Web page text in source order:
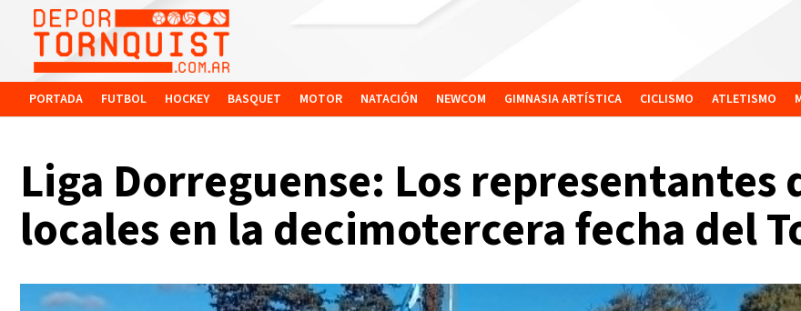
PORTADA FUTBOL HOCKEY BASQUET MOTOR NATACIÓN NEWCOM GIMNASIA ARTÍSTICA CICLISMO ATLETISMO
Liga Dorreguense: Los
locales en la decimotercera fecha del